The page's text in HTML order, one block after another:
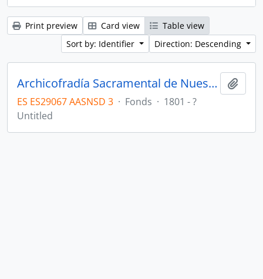
Print preview Card view
Table view
Sort by: Identifier
Direction: Descending
Archicofradía Sacramental de Nuestra Señora de los Dolores
ES ES29067 AASNSD 3 · Fonds · 1801 - ?
Untitled